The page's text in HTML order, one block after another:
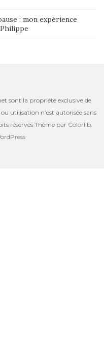
: mon expérience
Philippe
sont la propriété exclusive de
utilisation n’est autorisée sans
réservés Thème par Colorlib.